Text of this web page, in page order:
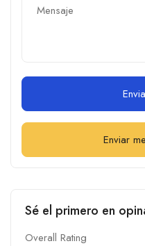
Enviar
Sé el primero en
Overall Rating